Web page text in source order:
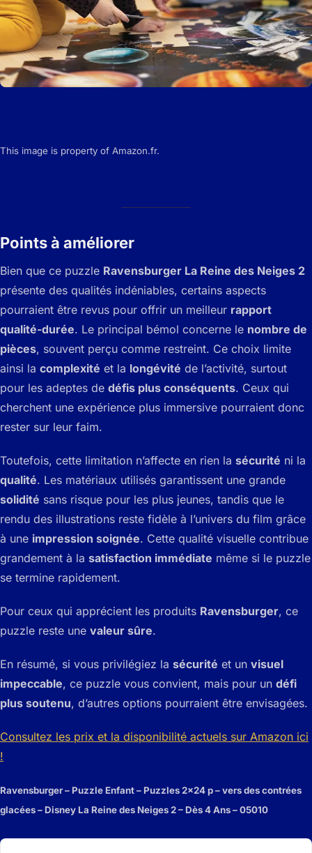
This image is property of Amazon.fr.
Points à améliorer
Bien que ce puzzle Ravensburger La Reine des Neiges 2
présente des qualités indéniables, certains aspects
pourraient être revus pour offrir un meilleur rapport
qualité-durée. Le principal bémol concerne le nombre de
pièces, souvent perçu comme restreint. Ce choix limite
ainsi la complexité et la longévité de l’activité, surtout
pour les adeptes de défis plus conséquents. Ceux qui
cherchent une expérience plus immersive pourraient donc
rester sur leur faim.
Toutefois, cette limitation n’affecte en rien la sécurité ni la
qualité. Les matériaux utilisés garantissent une grande
solidité sans risque pour les plus jeunes, tandis que le
rendu des illustrations reste fidèle à l’univers du film grâce
à une impression soignée. Cette qualité visuelle contribue
grandement à la satisfaction immédiate même si le puzzle
se termine rapidement.
Pour ceux qui apprécient les produits Ravensburger, ce
puzzle reste une valeur sûre.
En résumé, si vous privilégiez la sécurité et un visuel
impeccable, ce puzzle vous convient, mais pour un défi
plus soutenu, d’autres options pourraient être envisagées.
Consultez les prix et la disponibilité actuels sur Amazon ici
!
Ravensburger – Puzzle Enfant – Puzzles 2×24 p – vers des contrées
glacées – Disney La Reine des Neiges 2 – Dès 4 Ans – 05010